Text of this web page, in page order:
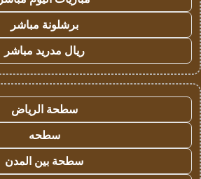
برشلونة مباشر
ريال مدريد مباشر
سطحة الرياض
سطحه
سطحة بين المدن